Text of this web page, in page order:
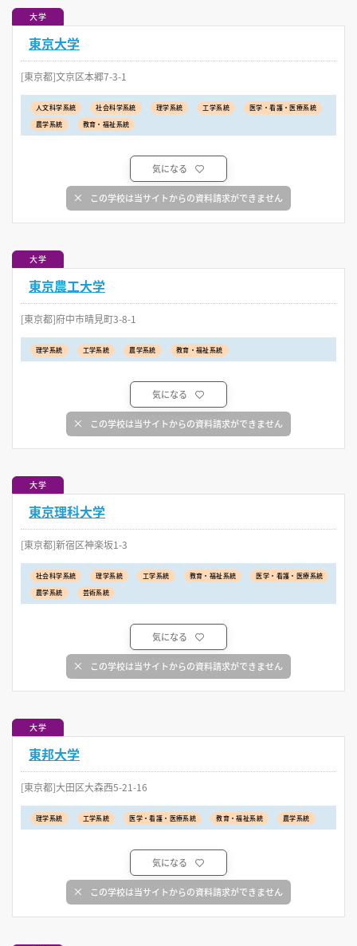
大学
東京大学
[東京都]文京区本郷7-3-1
人文科学系統 社会科学系統 理学系統 工学系統
医学・看護・医療系統
農学系統
教育・福祉系統
気になる
この学校は当サイトからの資料請求ができません
大学
東京農工大学
[東京都]府中市晴見町3-8-1
理学系統 工学系統 農学系統 教育・福祉系統
気になる
この学校は当サイトからの資料請求ができません
大学
東京理科大学
[東京都]新宿区神楽坂1-3
社会科学系統 理学系統 工学系統 教育・福祉系統
医学・看護・医療系統
農学系統
芸術系統
気になる
この学校は当サイトからの資料請求ができません
大学
東邦大学
[東京都]大田区大森西5-21-16
理学系統 工学系統 医学・看護・医療系統 教育・福祉系統 農学系統
気になる
この学校は当サイトからの資料請求ができません